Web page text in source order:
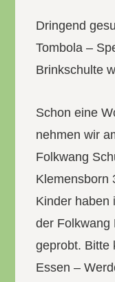
Dringend
Tombola –
Brinkschulte
Schon eine
nehmen wir
Folkwang
Klemensborn
Kinder haben
der Folkwang
geprobt. Bitte
Essen –